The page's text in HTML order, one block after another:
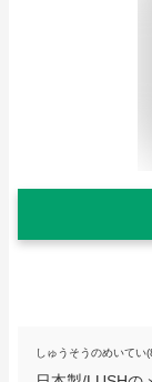
しゅうそうのめいてい